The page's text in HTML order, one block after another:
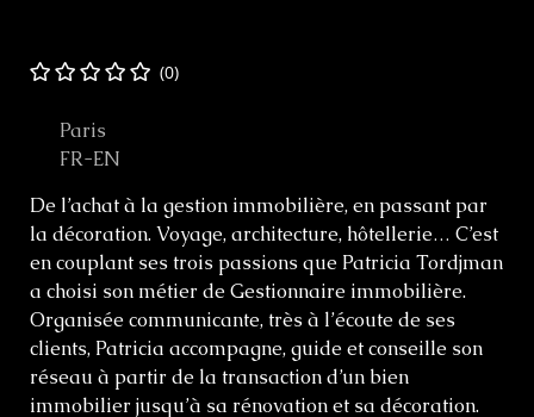
(0)
Paris
FR-EN
De l’achat à la gestion immobilière, en passant par
la décoration. Voyage, architecture, hôtellerie… C’est
en couplant ses trois passions que Patricia Tordjman
a choisi son métier de Gestionnaire immobilière.
Organisée communicante, très à l’écoute de ses
clients, Patricia accompagne, guide et conseille son
réseau à partir de la transaction d’un bien
immobilier jusqu’à sa rénovation et sa décoration.